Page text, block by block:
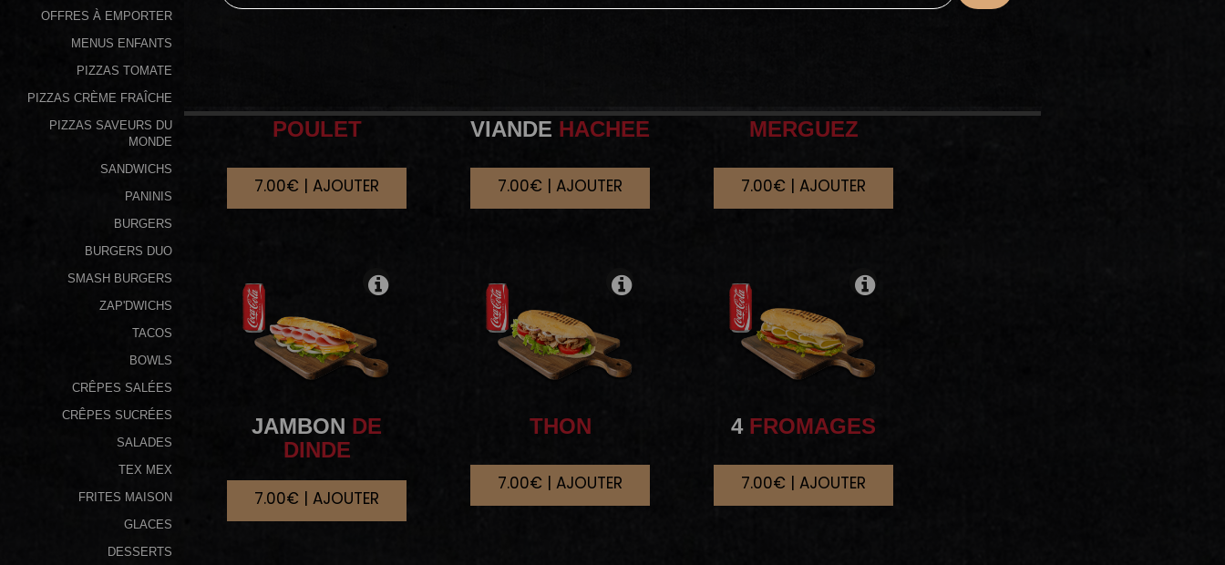
Fidélité
Vos
Avis
Zones
Livraison
OFFRES À EMPORTER
MENUS ENFANTS
PIZZAS TOMATE
PIZZAS CRÈME FRAÎCHE
PIZZAS SAVEURS DU
MONDE
SANDWICHS
PANINIS
BURGERS
BURGERS DUO
SMASH BURGERS
ZAP'DWICHS
TACOS
BOWLS
CRÊPES SALÉES
CRÊPES SUCRÉES
SALADES
TEX MEX
FRITES MAISON
GLACES
DESSERTS
POULET
7.00€ | AJOUTER
VIANDE HACHEE
7.00€ | AJOUTER
MERGUEZ
7.00€ | AJOUTER
JAMBON DE
DINDE
7.00€ | AJOUTER
THON
7.00€ | AJOUTER
4FROMAGES
7.00€ | AJOUTER